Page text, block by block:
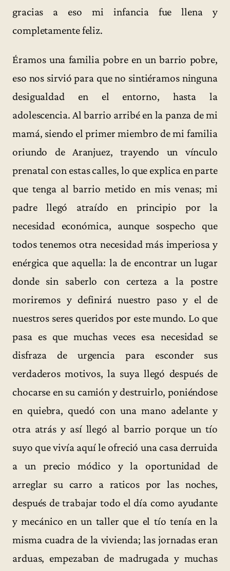
gracias a eso mi infancia fue llena y
completamente feliz.
Éramos una familia pobre en un barrio pobre,
eso nos sirvió para que no sintiéramos ninguna
desigualdad en el entorno, hasta la
adolescencia. Al barrio arribé en la panza de mi
mamá, siendo el primer miembro de mi familia
oriundo de Aranjuez, trayendo un vínculo
prenatal con estas calles, lo que explica en parte
que tenga al barrio metido en mis venas; mi
padre llegó atraído en principio por la
necesidad económica, aunque sospecho que
todos tenemos otra necesidad más imperiosa y
enérgica que aquella: la de encontrar un lugar
donde sin saberlo con certeza a la postre
moriremos y definirá nuestro paso y el de
nuestros seres queridos por este mundo. Lo que
pasa es que muchas veces esa necesidad se
disfraza de urgencia para esconder sus
verdaderos motivos, la suya llegó después de
chocarse en su camión y destruirlo, poniéndose
en quiebra, quedó con una mano adelante y
otra atrás y así llegó al barrio porque un tío
suyo que vivía aquí le ofreció una casa derruida
a un precio módico y la oportunidad de
arreglar su carro a raticos por las noches,
después de trabajar todo el día como ayudante
y mecánico en un taller que el tío tenía en la
misma cuadra de la vivienda; las jornadas eran
arduas, empezaban de madrugada y muchas